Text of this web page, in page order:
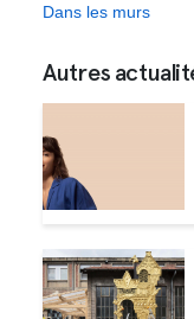
Dans les murs
Autres